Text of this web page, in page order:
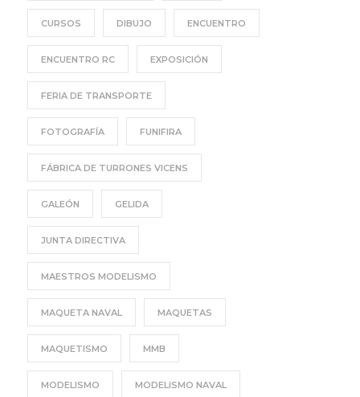
CURSOS DIBUJO ENCUENTRO
ENCUENTRO RC EXPOSICIÓN
FERIA DE TRANSPORTE
FOTOGRAFÍA FUNIFIRA
FÁBRICA DE TURRONES VICENS
GALEÓN GELIDA
JUNTA DIRECTIVA
MAESTROS MODELISMO
MAQUETA NAVAL MAQUETAS
MAQUETISMO MMB
MODELISMO MODELISMO NAVAL